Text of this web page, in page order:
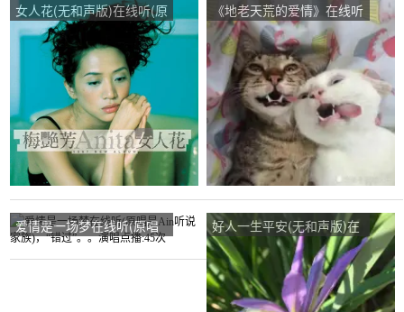
女人花(无和声版)在线听(原
唱是梅艳芳)，深谷幽兰演
唱点播:14次
《地老天荒的爱情》在线听
(原唱是雪小禅)，沧海月明
演唱点播:88次
爱情是一场梦在线听(原唱
是Ain听说家族)，“错
好人一生平安(无和声版)在
线听(原唱是李娜)，雪花飘
飘演唱点播:94次